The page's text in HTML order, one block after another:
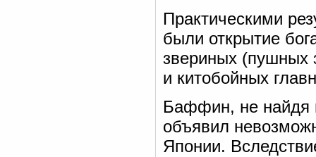
Практическими
были открытие
звериных (пушных
и китобойных
Баффин, не найдя
объявил
Японии.